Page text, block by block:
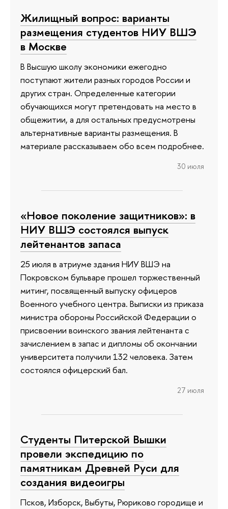
Жилищный вопрос: варианты
размещения студентов НИУ ВШЭ
в Москве
В Высшую школу экономики ежегодно
поступают жители разных городов России и
других стран. Определенные категории
обучающихся могут претендовать на место в
общежитии, а для остальных предусмотрены
альтернативные варианты размещения. В
материале рассказываем обо всем подробнее.
30 июля
«Новое поколение защитников»: в
НИУ ВШЭ состоялся выпуск
лейтенантов запаса
25 июля в атриуме здания НИУ ВШЭ на
Покровском бульваре прошел торжественный
митинг, посвященный выпуску офицеров
Военного учебного центра. Выписки из приказа
министра обороны Российской Федерации о
присвоении воинского звания лейтенанта с
зачислением в запас и дипломы об окончании
университета получили 132 человека. Затем
состоялся офицерский бал.
27 июля
Студенты Питерской Вышки
провели экспедицию по
памятникам Древней Руси для
создания видеоигры
Псков, Изборск, Выбуты, Рюриково городище и